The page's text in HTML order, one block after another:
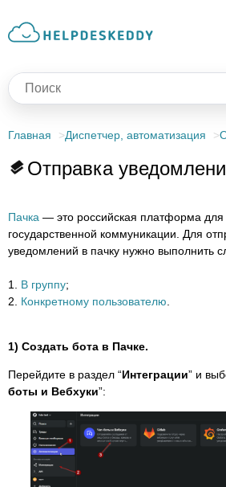
Главная Диспетчер, автоматизация
Отправка
Пачка — это российская платформа для
государственной коммуникации. Для
уведомлений в пачку нужно выполнить
1. В группу;
2. Конкретному пользователю
1) Создать бота в Пачке.
Перейдите в раздел “Интеграции” и
боты и Вебхуки”: